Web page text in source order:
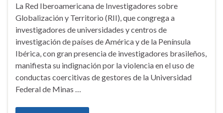
La Red Iberoamericana de Investigadores sobre
Globalización y Territorio (RII), que congrega a
investigadores de universidades y centros de
investigación de países de América y de la Península
Ibérica, con gran presencia de investigadores brasileños,
manifiesta su indignación por la violencia en el uso de
conductas coercitivas de gestores de la Universidad
Federal de Minas …